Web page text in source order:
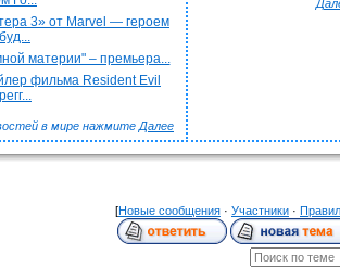
3» от Marvel — героем
материи" – премьера...
фильма Resident Evil
в мире нажмите Далее
[Новые сообщения · Участники ·